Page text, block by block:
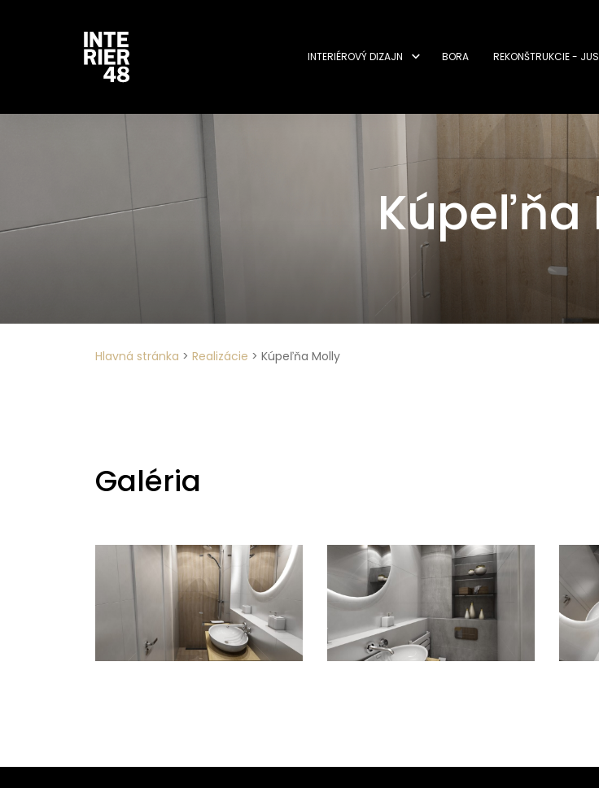
INTERIÉROVÝ DIZAJN BORA REKONŠTRUKCIE -
Kúpeľňa
Hlavná stránka > Realizácie > Kúpeľňa Molly
Galéria